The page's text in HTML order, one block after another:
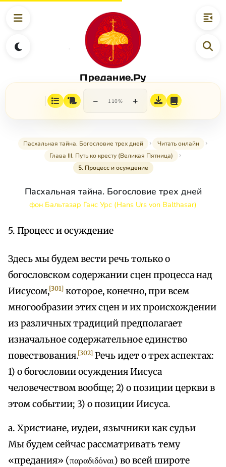
Предание.Ру
− 110% +
Пасхальная тайна. Богословие трех дней
Читать онлайн
Глава III. Путь ко кресту (Великая Пятница)
5. Процесс и осуждение
Пасхальная тайна. Богословие трех дней
фон Бальтазар Ганс Урс (Hans Urs von Balthasar)
5. Процесс и осуждение
Здесь мы будем вести речь только о
богословском содержании сцен процесса над
Иисусом,[301] которое, конечно, при всем
многообразии этих сцен и их происхождении
из различных традиций предполагает
изначальное содержательное единство
повествования.[302] Речь идет о трех аспектах:
1) о богословии осуждения Иисуса
человечеством вообще; 2) о позиции церкви в
этом событии; 3) о позиции Иисуса.
а. Христиане, иудеи, язычники как судьи
Мы будем сейчас рассматривать тему
«предания» (παραδιδόναι) во всей широте